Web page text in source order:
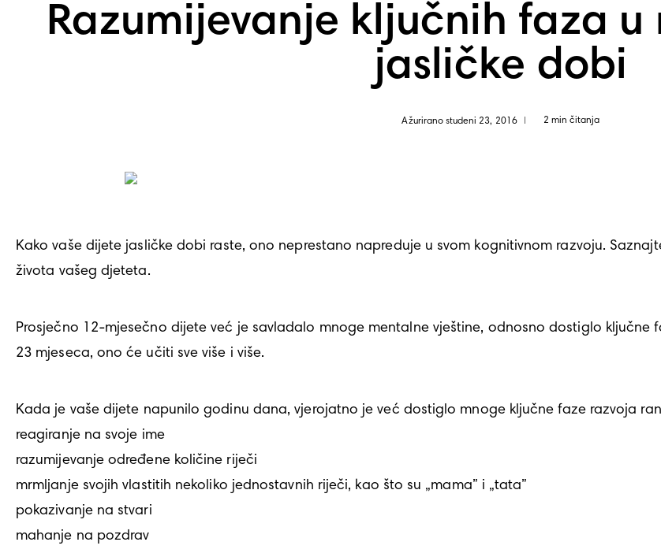
Razumijevanje ključnih faza
jasličke dobi
Ažurirano studeni 23, 2016 2 min čitanja
Kako vaše dijete jasličke dobi raste, ono neprestano napreduje u svom kognitivnom razvoju.
života vašeg djeteta.
Prosječno 12-mjesečno dijete već je savladalo mnoge mentalne vještine, odnosno dostiglo ključne
23 mjeseca, ono će učiti sve više i više.
Kada je vaše dijete napunilo godinu dana, vjerojatno je već dostiglo mnoge ključne faze razvoja
reagiranje na svoje ime
razumijevanje određene količine riječi
mrmljanje svojih vlastitih nekoliko jednostavnih riječi, kao što su „mama” i „tata”
pokazivanje na stvari
mahanje na pozdrav